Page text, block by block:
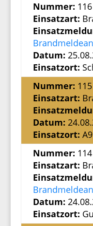
Nummer: 116
Einsatzart:
Datum:
Einsatzort:
Nummer: 115
Einsatzart:
Datum:
Einsatzort:
Nummer: 114
Einsatzart:
Datum:
Einsatzort: